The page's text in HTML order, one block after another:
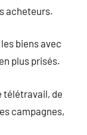
acheteurs.
biens avec
plus prisés.
télétravail, de
campagnes,